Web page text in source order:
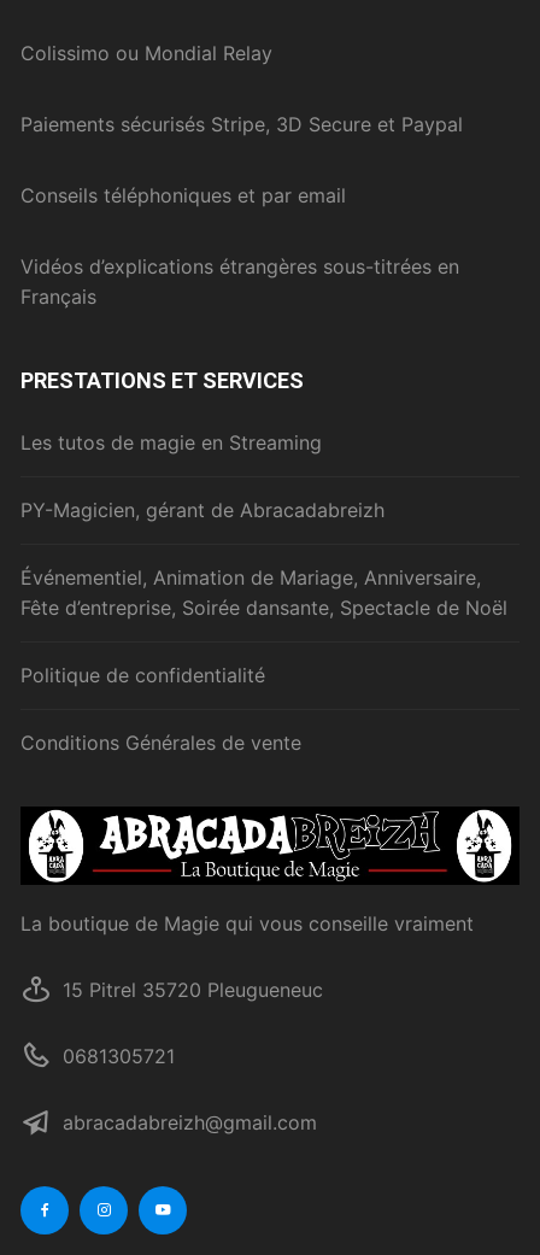
Colissimo ou Mondial Relay
Paiements sécurisés Stripe, 3D Secure et Paypal
Conseils téléphoniques et par email
Vidéos d’explications étrangères sous-titrées en
Français
PRESTATIONS ET SERVICES
Les tutos de magie en Streaming
PY-Magicien, gérant de Abracadabreizh
Événementiel, Animation de Mariage, Anniversaire,
Fête d’entreprise, Soirée dansante, Spectacle de Noël
Politique de confidentialité
Conditions Générales de vente
La boutique de Magie qui vous conseille vraiment
15 Pitrel 35720 Pleugueneuc
0681305721
abracadabreizh@gmail.com